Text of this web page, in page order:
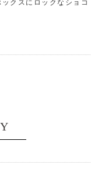
クスにロックなショコ